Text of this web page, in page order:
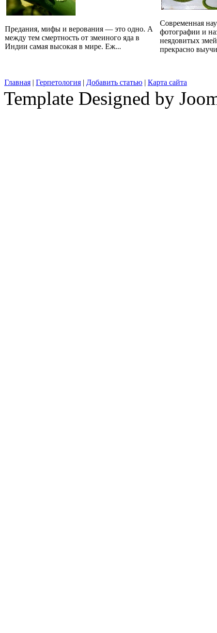
Предания, мифы и верования — это одно. А
между тем смертность от змеиного яда в
Индии самая высокая в мире. Еж...
Современная
фотографии и
неядовитых
прекрасно
Главная | Герпетология | Добавить статью | Карта сайта
Template Designed by